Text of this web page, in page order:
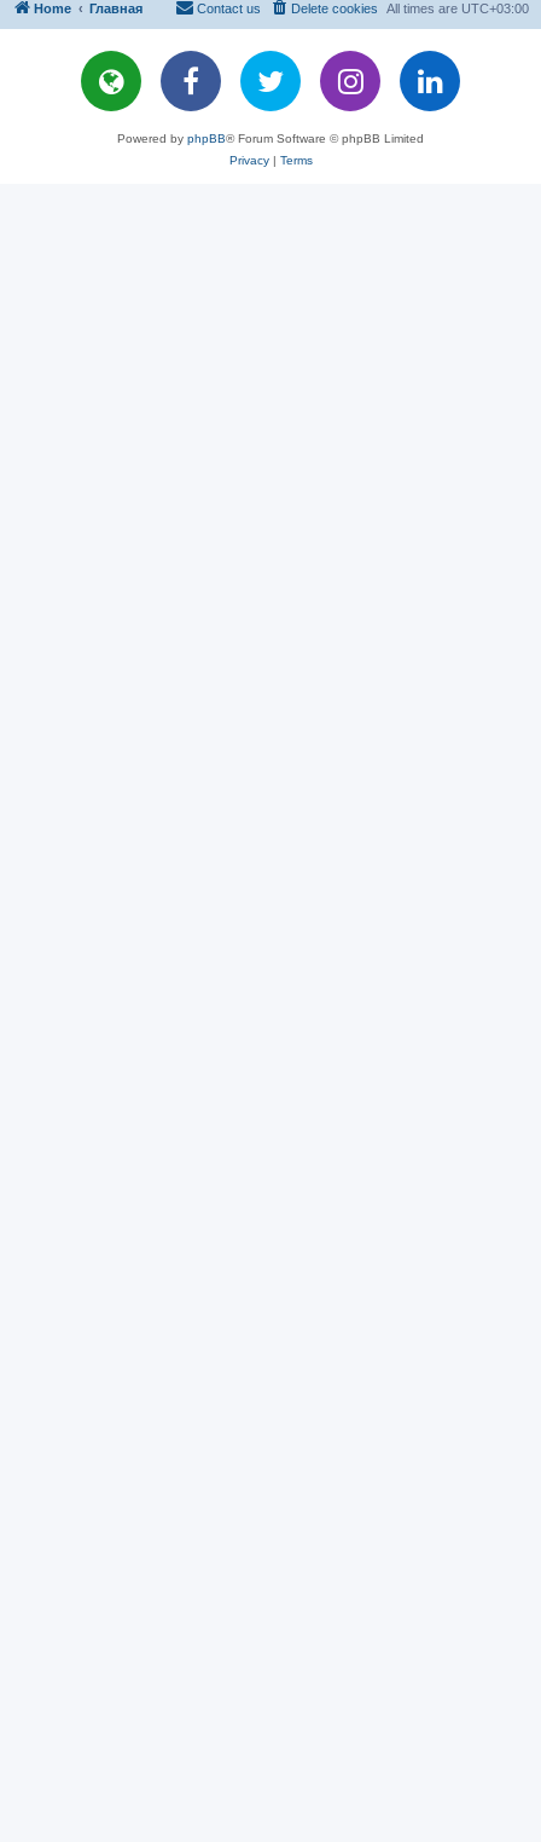
Home Главная All times are UTC+03:00
Delete cookies
Contact us
Powered by phpBB® Forum Software © phpBB Limited
Privacy| Terms